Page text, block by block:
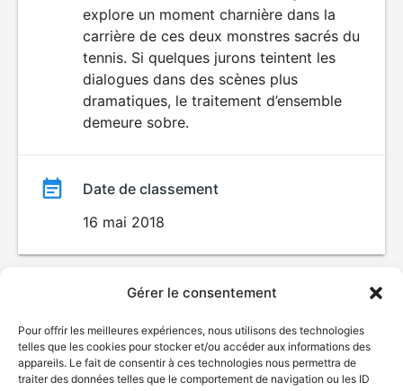
Gérer le consentement
Pour offrir les meilleures expériences, nous utilisons des technologies
telles que les cookies pour stocker et/ou accéder aux informations des
appareils. Le fait de consentir à ces technologies nous permettra de
traiter des données telles que le comportement de navigation ou les ID
explore un moment charnière dans la
carrière de ces deux monstres sacrés du
tennis. Si quelques jurons teintent les
dialogues dans des scènes plus
dramatiques, le traitement d’ensemble
demeure sobre.
Date de classement
16 mai 2018